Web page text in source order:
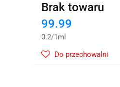
Brak towaru
99.99
0.2/1ml
Do przechowalni